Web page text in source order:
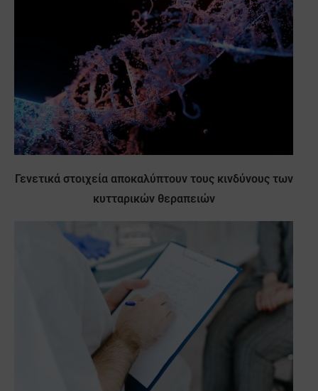
Γενετικά στοιχεία αποκαλύπτουν τους κινδύνους των
κυτταρικών θεραπειών